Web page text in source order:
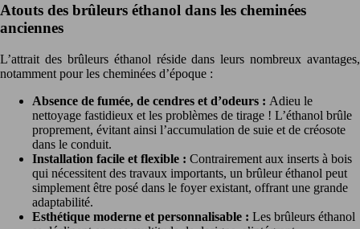
Atouts des brûleurs éthanol dans les cheminées
anciennes
L’attrait des brûleurs éthanol réside dans leurs nombreux avantages,
notamment pour les cheminées d’époque :
Absence de fumée, de cendres et d’odeurs : Adieu le
nettoyage fastidieux et les problèmes de tirage ! L’éthanol brûle
proprement, évitant ainsi l’accumulation de suie et de créosote
dans le conduit.
Installation facile et flexible : Contrairement aux inserts à bois
qui nécessitent des travaux importants, un brûleur éthanol peut
simplement être posé dans le foyer existant, offrant une grande
adaptabilité.
Esthétique moderne et personnalisable : Les brûleurs éthanol